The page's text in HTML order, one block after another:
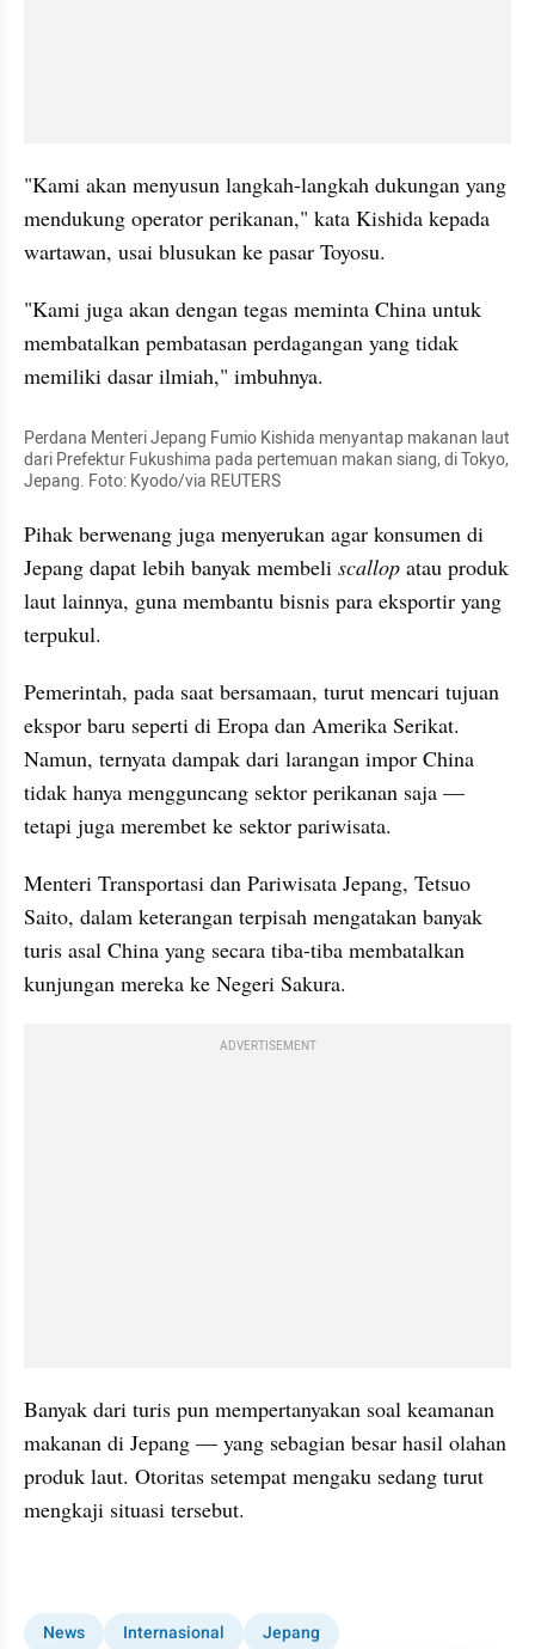
"Kami akan menyusun langkah-langkah dukungan yang
mendukung operator perikanan," kata Kishida kepada
wartawan, usai blusukan ke pasar Toyosu.
"Kami juga akan dengan tegas meminta China untuk
membatalkan pembatasan perdagangan yang tidak
memiliki dasar ilmiah," imbuhnya.
Perdana Menteri Jepang Fumio Kishida menyantap makanan laut
dari Prefektur Fukushima pada pertemuan makan siang, di Tokyo,
Jepang. Foto: Kyodo/via REUTERS
Pihak berwenang juga menyerukan agar konsumen di
Jepang dapat lebih banyak membeli scallop atau produk
laut lainnya, guna membantu bisnis para eksportir yang
terpukul.
Pemerintah, pada saat bersamaan, turut mencari tujuan
ekspor baru seperti di Eropa dan Amerika Serikat.
Namun, ternyata dampak dari larangan impor China
tidak hanya mengguncang sektor perikanan saja —
tetapi juga merembet ke sektor pariwisata.
Menteri Transportasi dan Pariwisata Jepang, Tetsuo
Saito, dalam keterangan terpisah mengatakan banyak
turis asal China yang secara tiba-tiba membatalkan
kunjungan mereka ke Negeri Sakura.
ADVERTISEMENT
Banyak dari turis pun mempertanyakan soal keamanan
makanan di Jepang — yang sebagian besar hasil olahan
produk laut. Otoritas setempat mengaku sedang turut
mengkaji situasi tersebut.
News Internasional Jepang